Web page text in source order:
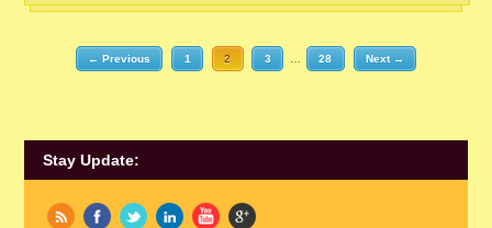
← Previous 1 2 3 28 Next →
Stay Update: